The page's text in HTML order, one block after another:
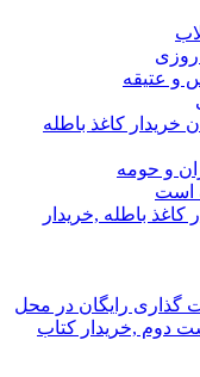
روزی
و عتیقه
خریدار کاغذ باطله
و حومه
است
باطله ,خریدار
گذاری رایگان در محل
دوم ,خریدار کتاب